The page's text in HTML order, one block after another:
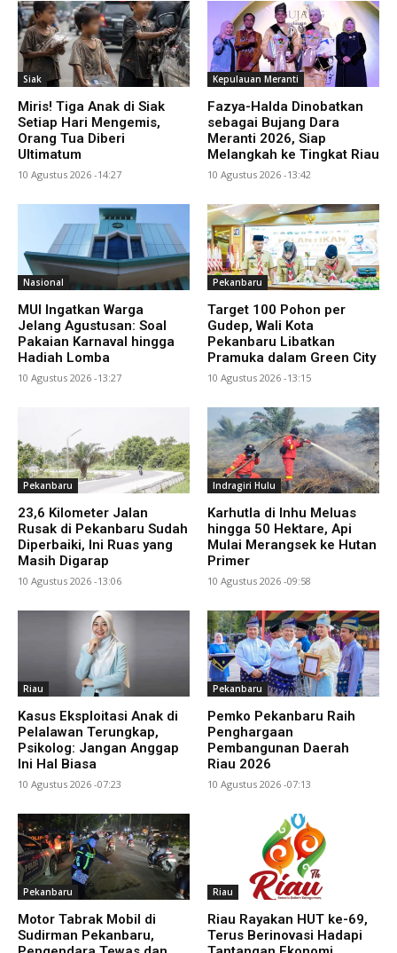
Siak
Miris! Tiga Anak di Siak
Setiap Hari Mengemis,
Orang Tua Diberi
Ultimatum
10 Agustus 2026 -14:27
Kepulauan Meranti
Fazya-Halda Dinobatkan
sebagai Bujang Dara
Meranti 2026, Siap
Melangkah ke Tingkat Riau
10 Agustus 2026 -13:42
Nasional
MUI Ingatkan Warga
Jelang Agustusan: Soal
Pakaian Karnaval hingga
Hadiah Lomba
10 Agustus 2026 -13:27
Pekanbaru
Target 100 Pohon per
Gudep, Wali Kota
Pekanbaru Libatkan
Pramuka dalam Green City
10 Agustus 2026 -13:15
Pekanbaru
23,6 Kilometer Jalan
Rusak di Pekanbaru Sudah
Diperbaiki, Ini Ruas yang
Masih Digarap
10 Agustus 2026 -13:06
Indragiri Hulu
Karhutla di Inhu Meluas
hingga 50 Hektare, Api
Mulai Merangsek ke Hutan
Primer
10 Agustus 2026 -09:58
Riau
Kasus Eksploitasi Anak di
Pelalawan Terungkap,
Psikolog: Jangan Anggap
Ini Hal Biasa
10 Agustus 2026 -07:23
Pekanbaru
Pemko Pekanbaru Raih
Penghargaan
Pembangunan Daerah
Riau 2026
10 Agustus 2026 -07:13
Pekanbaru
Motor Tabrak Mobil di
Sudirman Pekanbaru,
Riau
Riau Rayakan HUT ke-69,
Terus Berinovasi Hadapi